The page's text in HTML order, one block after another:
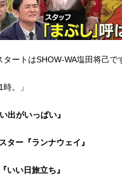
タートはSHOW-WA塩田将己で
。」
出がいっぱい』
ター『ランナウェイ』
いい日旅立ち』